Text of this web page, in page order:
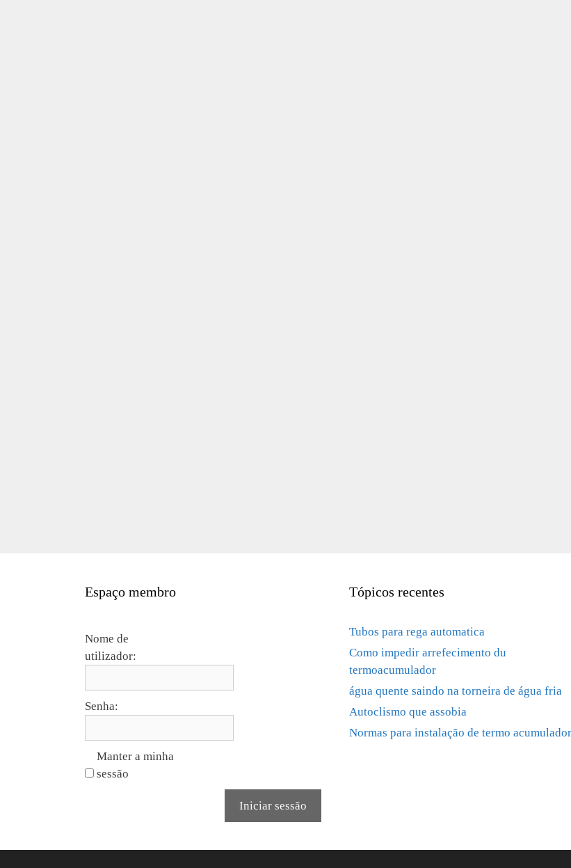
Espaço membro
Nome de
utilizador:
Senha:
Manter a minha
sessão
Iniciar sessão
Tópicos recentes
Tubos para rega automatica
Como impedir arrefecimento du
termoacumulador
água quente saindo na torneira de água fria
Autoclismo que assobia
Normas para instalação de termo